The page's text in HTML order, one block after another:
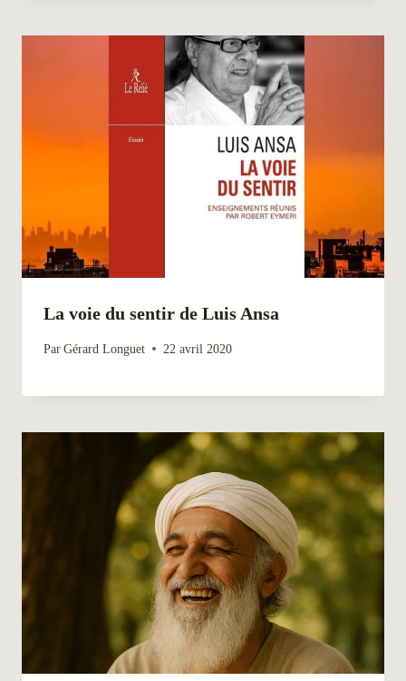
La voie du sentir de Luis Ansa
Par Gérard Longuet 22 avril 2020